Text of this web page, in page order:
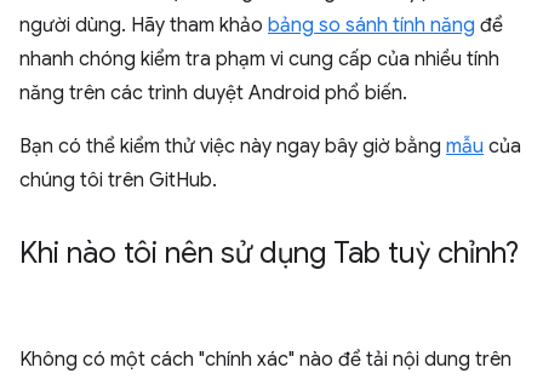
người dùng. Hãy tham khảo bảng so sánh tính năng để
nhanh chóng kiểm tra phạm vi cung cấp của nhiều tính
năng trên các trình duyệt Android phổ biến.
Bạn có thể kiểm thử việc này ngay bây giờ bằng mẫu của
chúng tôi trên GitHub.
Khi nào tôi nên sử dụng Tab tuỳ chỉnh?
Không có một cách "chính xác" nào để tải nội dung trên